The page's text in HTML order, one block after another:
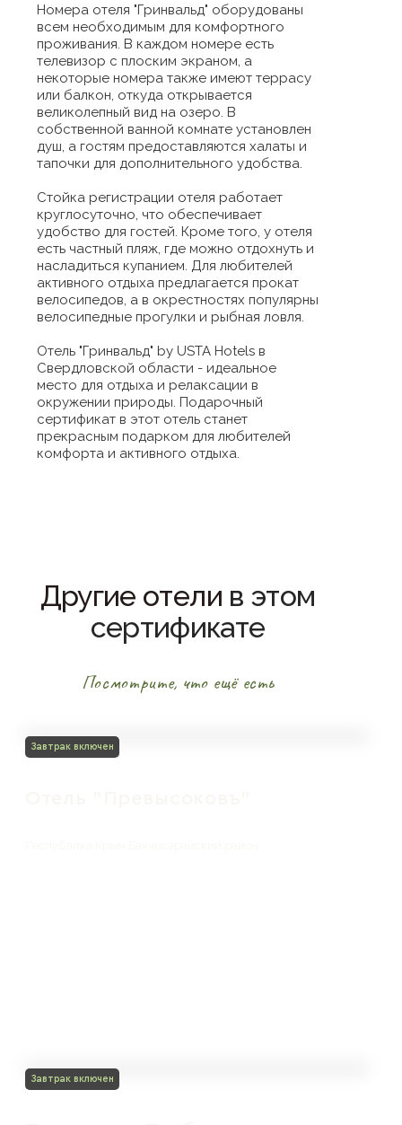
Номера отеля "Гринвальд" оборудованы
всем необходимым для комфортного
проживания. В каждом номере есть
телевизор с плоским экраном, а
некоторые номера также имеют террасу
или балкон, откуда открывается
великолепный вид на озеро. В
собственной ванной комнате установлен
душ, а гостям предоставляются халаты и
тапочки для дополнительного удобства.
Стойка регистрации отеля работает
круглосуточно, что обеспечивает
удобство для гостей. Кроме того, у отеля
есть частный пляж, где можно отдохнуть и
насладиться купанием. Для любителей
активного отдыха предлагается прокат
велосипедов, а в окрестностях популярны
велосипедные прогулки и рыбная ловля.
Отель "Гринвальд" by USTA Hotels в
Свердловской области - идеальное
место для отдыха и релаксации в
окружении природы. Подарочный
сертификат в этот отель станет
прекрасным подарком для любителей
комфорта и активного отдыха.
Другие отели в этом
сертификате
Посмотрите, что ещё есть
Завтрак включен
Завтрак включен